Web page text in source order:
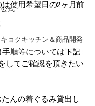
式
ョクキッチン＆商品開発
使用希望日の2ヶ月前
順等については下記
してご確認を頂きたい
たんの着ぐるみ貸出し